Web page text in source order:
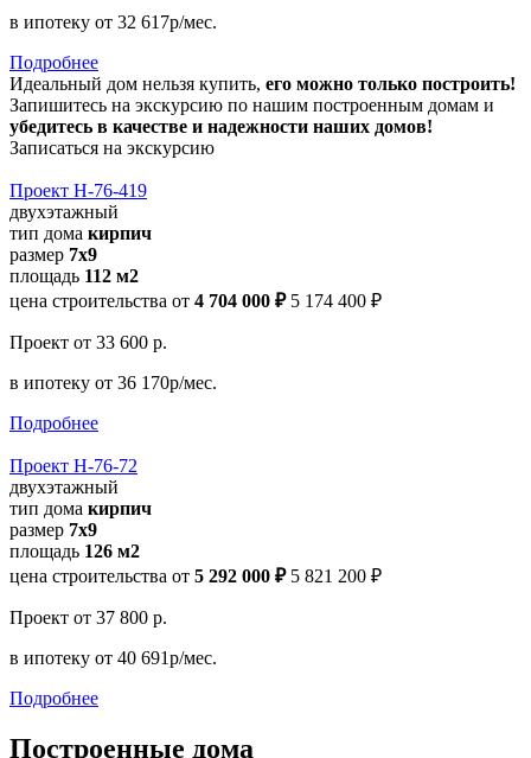
в ипотеку от 32 617р/мес.
Подробнее
Идеальный дом нельзя купить, его можно только построить!
Запишитесь на экскурсию по нашим построенным домам и
убедитесь в качестве и надежности наших домов!
Записаться на экскурсию
Проект Н-76-419
двухэтажный
тип дома кирпич
размер 7х9
площадь 112 м2
цена строительства от 4 704 000 ₽ 5 174 400 ₽
Проект от 33 600 р.
в ипотеку от 36 170р/мес.
Подробнее
Проект Н-76-72
двухэтажный
тип дома кирпич
размер 7x9
площадь 126 м2
цена строительства от 5 292 000 ₽ 5 821 200 ₽
Проект от 37 800 р.
в ипотеку от 40 691р/мес.
Подробнее
Построенные дома